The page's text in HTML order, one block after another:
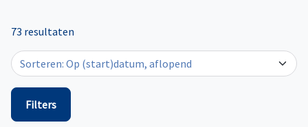
73 resultaten
Filters